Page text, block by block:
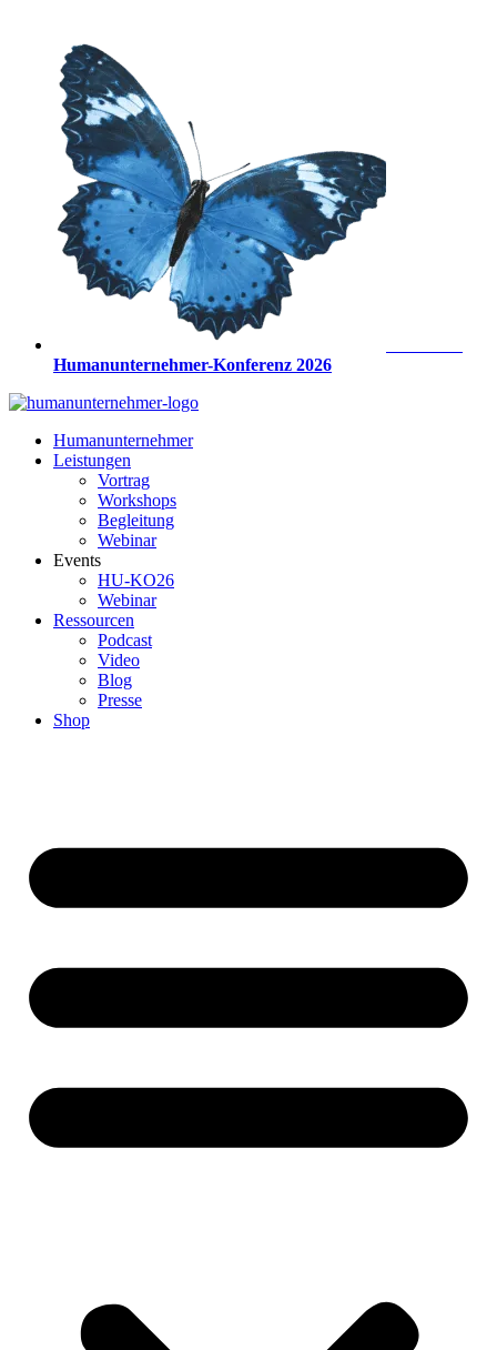
springen
Humanunternehmer-Konferenz 2026
Humanunternehmer
Leistungen
Vortrag
Workshops
Begleitung
Webinar
Events
HU-KO26
Webinar
Ressourcen
Podcast
Video
Blog
Presse
Shop